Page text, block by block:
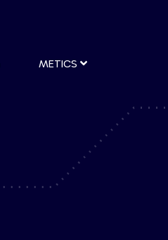
METICS